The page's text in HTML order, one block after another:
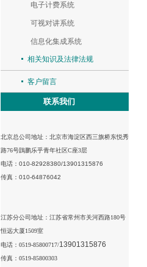
电子计费系统
可视对讲系统
信息化集成系统
相关知识及法律法规
客户留言
联系我们
北京总公司地址： 北京市海淀区西三旗桥东悦秀
路76号鵾鹏乐乎青年社区C座3层
电话：010-82928380/13901315876
传真：010-64876042
江苏分公司地址：江苏省常州市关河西路180号
恒远大厦1509室
电话：0519-85800717/13901315876
传真：0519-85800303